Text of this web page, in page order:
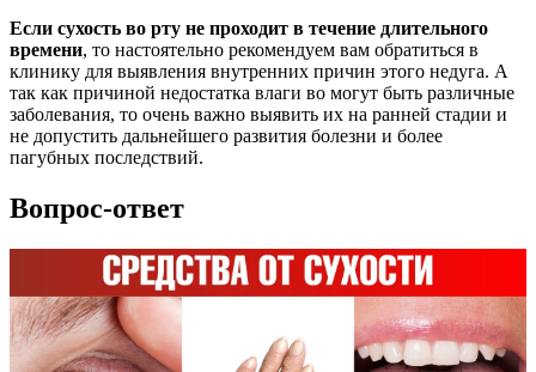
Если сухость во рту не проходит в течение длительного
времени, то настоятельно рекомендуем вам обратиться в
клинику для выявления внутренних причин этого недуга. А
так как причиной недостатка влаги во могут быть различные
заболевания, то очень важно выявить их на ранней стадии и
не допустить дальнейшего развития болезни и более
пагубных последствий.
Вопрос-ответ